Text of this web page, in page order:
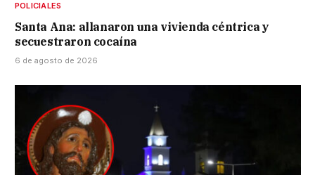
POLICIALES
Santa Ana: allanaron una vivienda céntrica y
secuestraron cocaína
6 de agosto de 2026